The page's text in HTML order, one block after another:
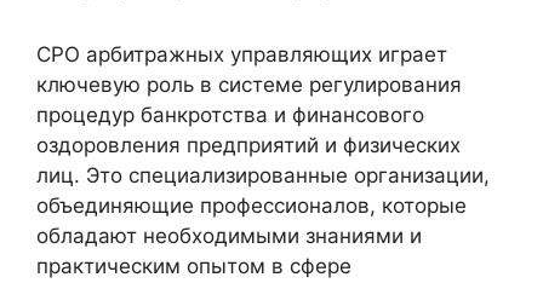
СРО арбитражных управляющих играет
ключевую роль в системе регулирования
процедур банкротства и финансового
оздоровления предприятий и физических
лиц. Это специализированные организации,
объединяющие профессионалов, которые
обладают необходимыми знаниями и
практическим опытом в сфере